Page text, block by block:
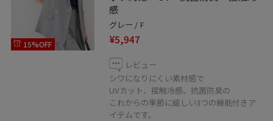
そして個人Instagram開設しました〜〜〜！
@sue_____00
こちらもぜひフォローお願いします☺︎
スクロールすると商品の詳細ご覧いただけます！
15%OFF
感
グレー / F
¥5,947
レビュー
シワになりにくい素材感で
UVカット、接触冷感、抗菌防臭の
これからの季節に嬉しい3つの機能付きア
イテムです。